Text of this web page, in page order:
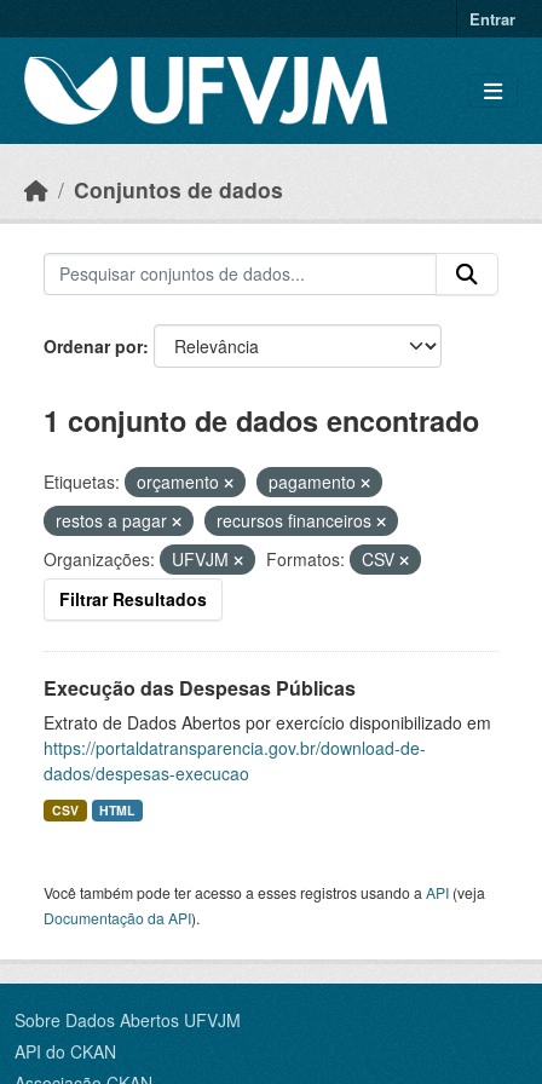
Entrar
Conjuntos de dados
Ordenar por
1 conjunto de dados encontrado
Etiquetas: orçamento
pagamento
restos a pagar
recursos financeiros
Organizações:
UFVJM Formatos:
CSV
Filtrar Resultados
Execução das Despesas Públicas
Extrato de Dados Abertos por exercício disponibilizado em
https://portaldatransparencia.gov.br/download-de-
dados/despesas-execucao
CSV HTML
Você também pode ter acesso a esses registros usando a API (veja
Documentação da API).
Sobre Dados Abertos UFVJM
API do CKAN